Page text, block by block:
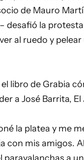
de Mauro
desafió la
al ruedo y pelear
libro de Grabia
a José Barrita, El
la platea y me
con mis amigos.